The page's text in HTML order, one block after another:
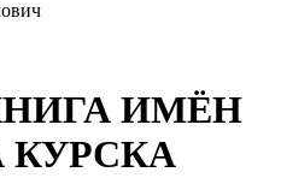
ИМЁН
КУРСКА